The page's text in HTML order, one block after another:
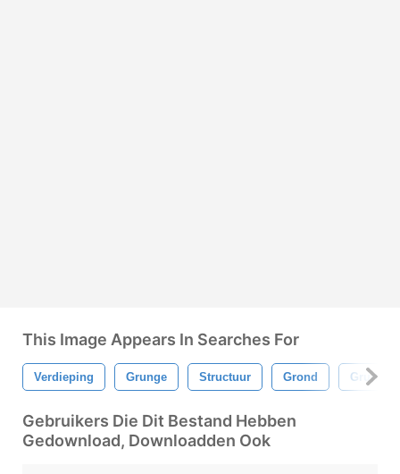
This Image Appears In Searches For
Verdieping Grunge Structuur Grond Grunge
Gebruikers Die Dit Bestand Hebben
Gedownload, Downloadden Ook